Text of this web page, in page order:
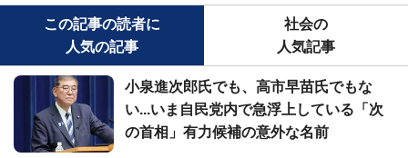
この記事の読者に
人気の記事
社会の
人気記事
小泉進次郎氏でも、高市早苗氏でもな
い...いま自民党内で急浮上している「次
の首相」有力候補の意外な名前